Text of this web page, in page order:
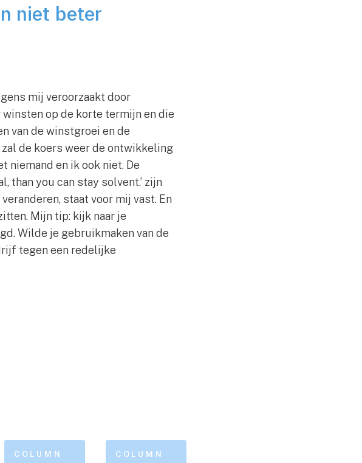
niet beter
mij veroorzaakt door
op de korte termijn en die
van de winstgroei en de
de koers weer de ontwikkeling
niemand en ik ook niet. De
than you can stay solvent.’ zijn
staat voor mij vast. En
Mijn tip: kijk naar je
Wilde je gebruikmaken van de
tegen een redelijke
COLUMN COLUMN